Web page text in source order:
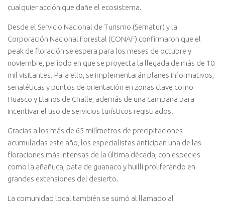
cualquier acción que dañe el ecosistema.
Desde el Servicio Nacional de Turismo (Sernatur) y la
Corporación Nacional Forestal (CONAF) confirmaron que el
peak de floración se espera para los meses de octubre y
noviembre, período en que se proyecta la llegada de más de 10
mil visitantes. Para ello, se implementarán planes informativos,
señaléticas y puntos de orientación en zonas clave como
Huasco y Llanos de Challe, además de una campaña para
incentivar el uso de servicios turísticos registrados.
Gracias a los más de 65 milímetros de precipitaciones
acumuladas este año, los especialistas anticipan una de las
floraciones más intensas de la última década, con especies
como la añañuca, pata de guanaco y huilli proliferando en
grandes extensiones del desierto.
La comunidad local también se sumó al llamado al